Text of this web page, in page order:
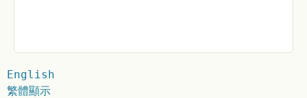
English
繁體顯示